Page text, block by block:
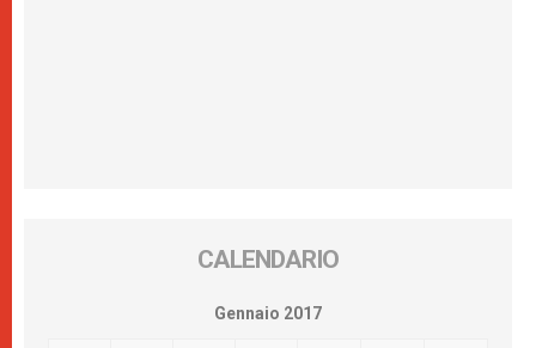
CALENDARIO
Gennaio 2017